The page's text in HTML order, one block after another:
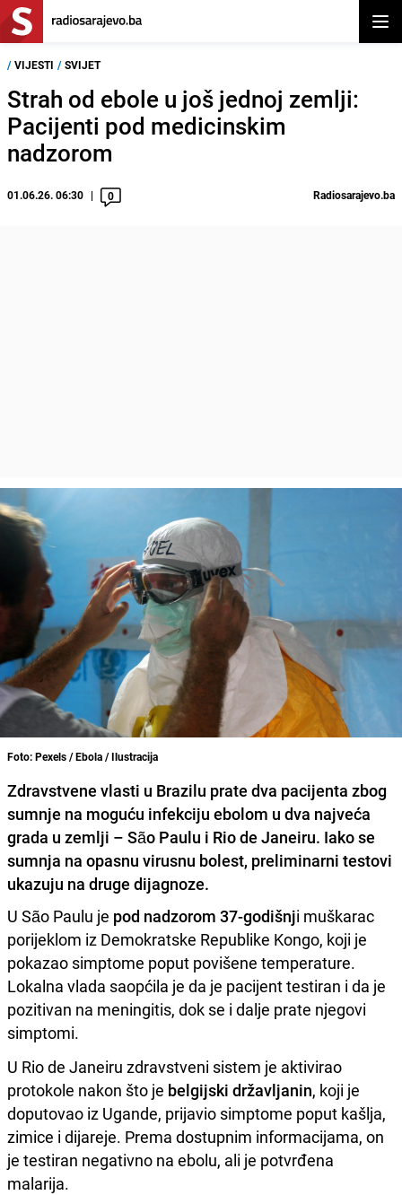
/ VIJESTI / SVIJET
Strah od ebole u još jednoj zemlji:
Pacijenti pod medicinskim
nadzorom
01.06.26. 06:30 0 Radiosarajevo.ba
Foto: Pexels / Ebola / Ilustracija
Zdravstvene vlasti u Brazilu prate dva pacijenta zbog
sumnje na moguću infekciju ebolom u dva najveća
grada u zemlji – São Paulu i Rio de Janeiru. Iako se
sumnja na opasnu virusnu bolest, preliminarni testovi
ukazuju na druge dijagnoze.
U São Paulu je pod nadzorom 37-godišnji muškarac
porijeklom iz Demokratske Republike Kongo, koji je
pokazao simptome poput povišene temperature.
Lokalna vlada saopćila je da je pacijent testiran i da je
pozitivan na meningitis, dok se i dalje prate njegovi
simptomi.
U Rio de Janeiru zdravstveni sistem je aktivirao
protokole nakon što je belgijski državljanin, koji je
doputovao iz Ugande, prijavio simptome poput kašlja,
zimice i dijareje. Prema dostupnim informacijama, on
je testiran negativno na ebolu, ali je potvrđena
malarija.